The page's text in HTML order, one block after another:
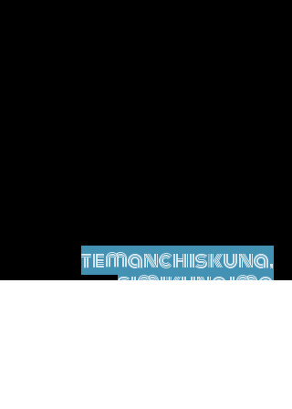
temanchiskuna,
simikuna ima